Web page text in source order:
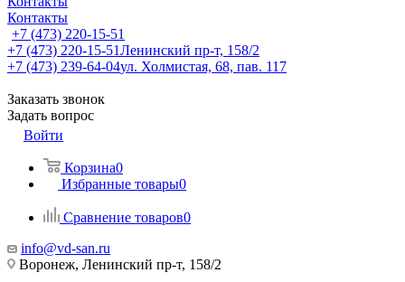
Контакты
+7 (473) 220-15-51
+7 (473) 220-15-51Ленинский пр-т, 158/2
+7 (473) 239-64-04ул. Холмистая, 68, пав. 117
Заказать звонок
Задать вопрос
Войти
Корзина0
Избранные товары0
Сравнение товаров0
info@vd-san.ru
Воронеж, Ленинский пр-т, 158/2